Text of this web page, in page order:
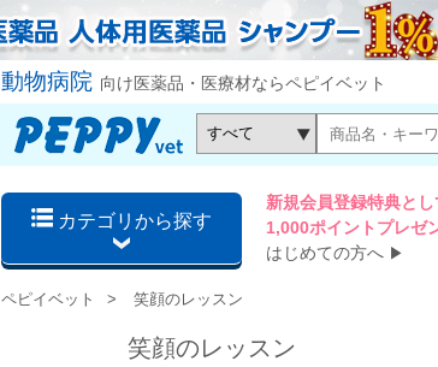
動物病院 向け医薬品・医療材ならペピイベット
カテゴリから探す
新規会員登録特典と
1,000ポイントプレゼ
はじめての方へ ▶
ペピイベット 笑顔のレッスン
笑顔のレッスン